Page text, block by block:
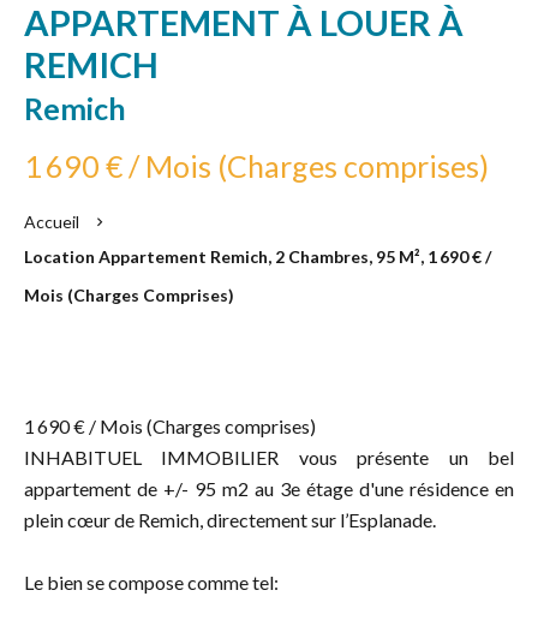
APPARTEMENT À LOUER À
REMICH
Remich
1 690 € / Mois (Charges comprises)
Accueil
Location Appartement Remich, 2 Chambres, 95 M², 1 690 € /
Mois (Charges Comprises)
1 690 € / Mois (Charges comprises)
INHABITUEL IMMOBILIER vous présente un bel
appartement de +/- 95 m2 au 3e étage d'une résidence en
plein cœur de Remich, directement sur l’Esplanade.
Le bien se compose comme tel: